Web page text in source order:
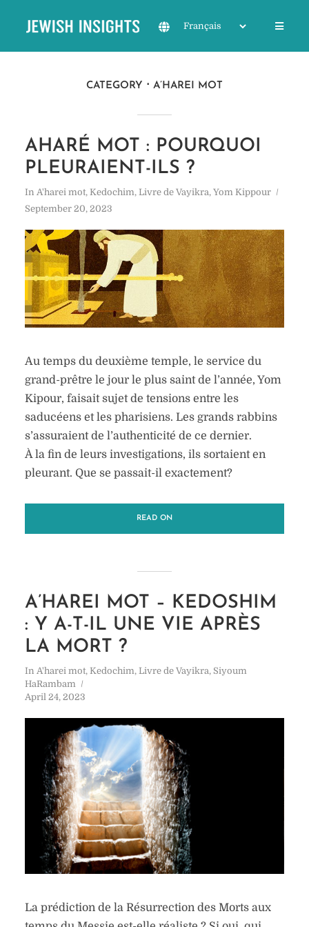
CATEGORY A’HAREI MOT
AHARÉ MOT : POURQUOI
PLEURAIENT-ILS ?
In A'harei mot, Kedochim, Livre de Vayikra, Yom Kippour
September 20, 2023
Au temps du deuxième temple, le service du
grand-prêtre le jour le plus saint de l’année, Yom
Kipour, faisait sujet de tensions entre les
saducéens et les pharisiens. Les grands rabbins
s’assuraient de l’authenticité de ce dernier.
À la fin de leurs investigations, ils sortaient en
pleurant. Que se passait-il exactement?
READ ON
A’HAREI MOT – KEDOSHIM
: Y A-T-IL UNE VIE APRÈS
LA MORT ?
In A'harei mot, Kedochim, Livre de Vayikra, Siyoum
HaRambam
April 24, 2023
La prédiction de la Résurrection des Morts aux